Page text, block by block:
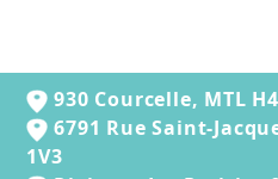
930 Courcelle, MTL
6791 Rue Saint-
1V3